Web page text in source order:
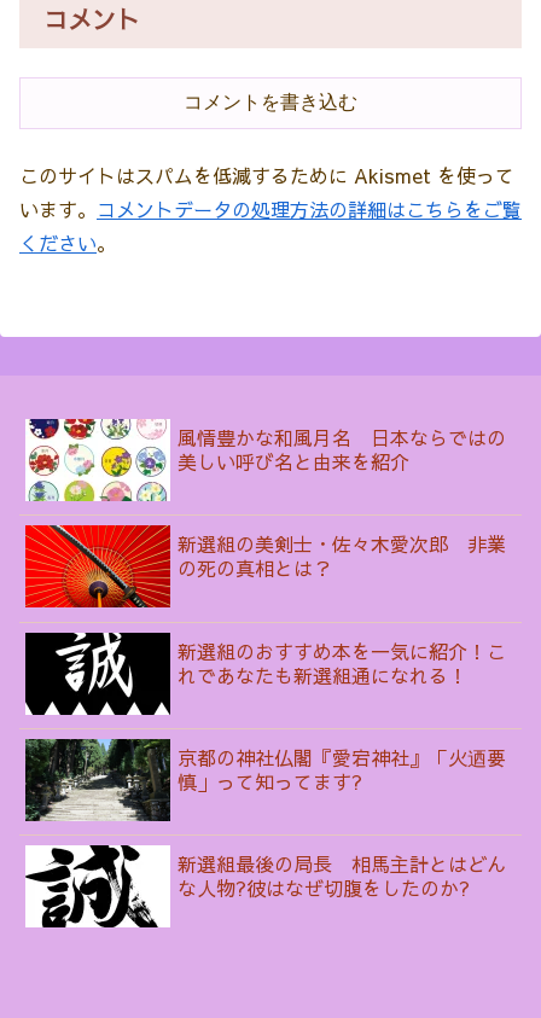
コメント
コメントを書き込む
このサイトはスパムを低減するために Akismet を使って
います。 コメントデータの処理方法の詳細はこちらをご覧
ください。
風情豊かな和風月名 日本ならではの
美しい呼び名と由来を紹介
新選組の美剣士・佐々木愛次郎 非業
の死の真相とは？
新選組のおすすめ本を一気に紹介！こ
れであなたも新選組通になれる！
京都の神社仏閣『愛宕神社』「火迺要
慎」って知ってます?
新選組最後の局長 相馬主計とはどん
な人物?彼はなぜ切腹をしたのか?